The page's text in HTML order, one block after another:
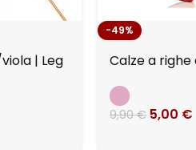
| Leg
-49%
Calze a righe
9,90€ 5,00 €